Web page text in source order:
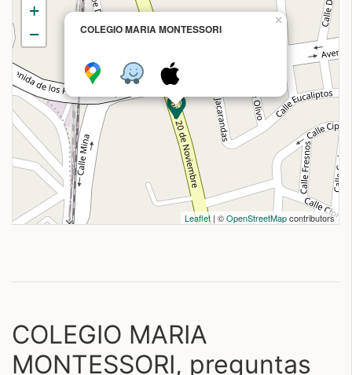
COLEGIO MARIA MONTESSORI
×
+
−
Leaflet | ©OpenStreetMapcontributors
COLEGIO MARIA
MONTESSORI, preguntas